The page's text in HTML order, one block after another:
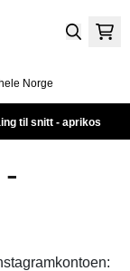
Norge
til snitt - aprikos